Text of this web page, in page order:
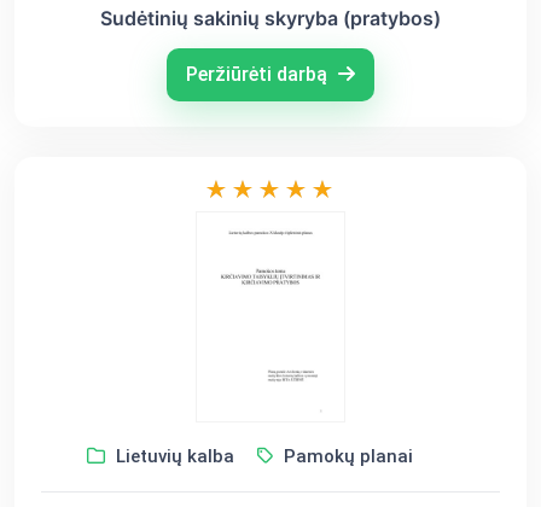
Sudėtinių sakinių skyryba (pratybos)
Peržiūrėti darbą
Lietuvių kalba Pamokų planai